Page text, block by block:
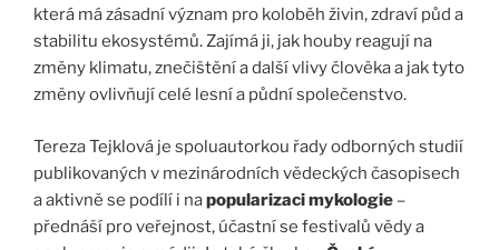
která má zásadní význam pro koloběh živin, zdraví půd a
stabilitu ekosystémů. Zajímá ji, jak houby reagují na
změny klimatu, znečištění a další vlivy člověka a jak tyto
změny ovlivňují celé lesní a půdní společenstvo.
Tereza Tejklová je spoluautorkou řady odborných studií
publikovaných v mezinárodních vědeckých časopisech
a aktivně se podílí i napopularizaci mykologie –
přednáší pro veřejnost, účastní se festivalů vědy a